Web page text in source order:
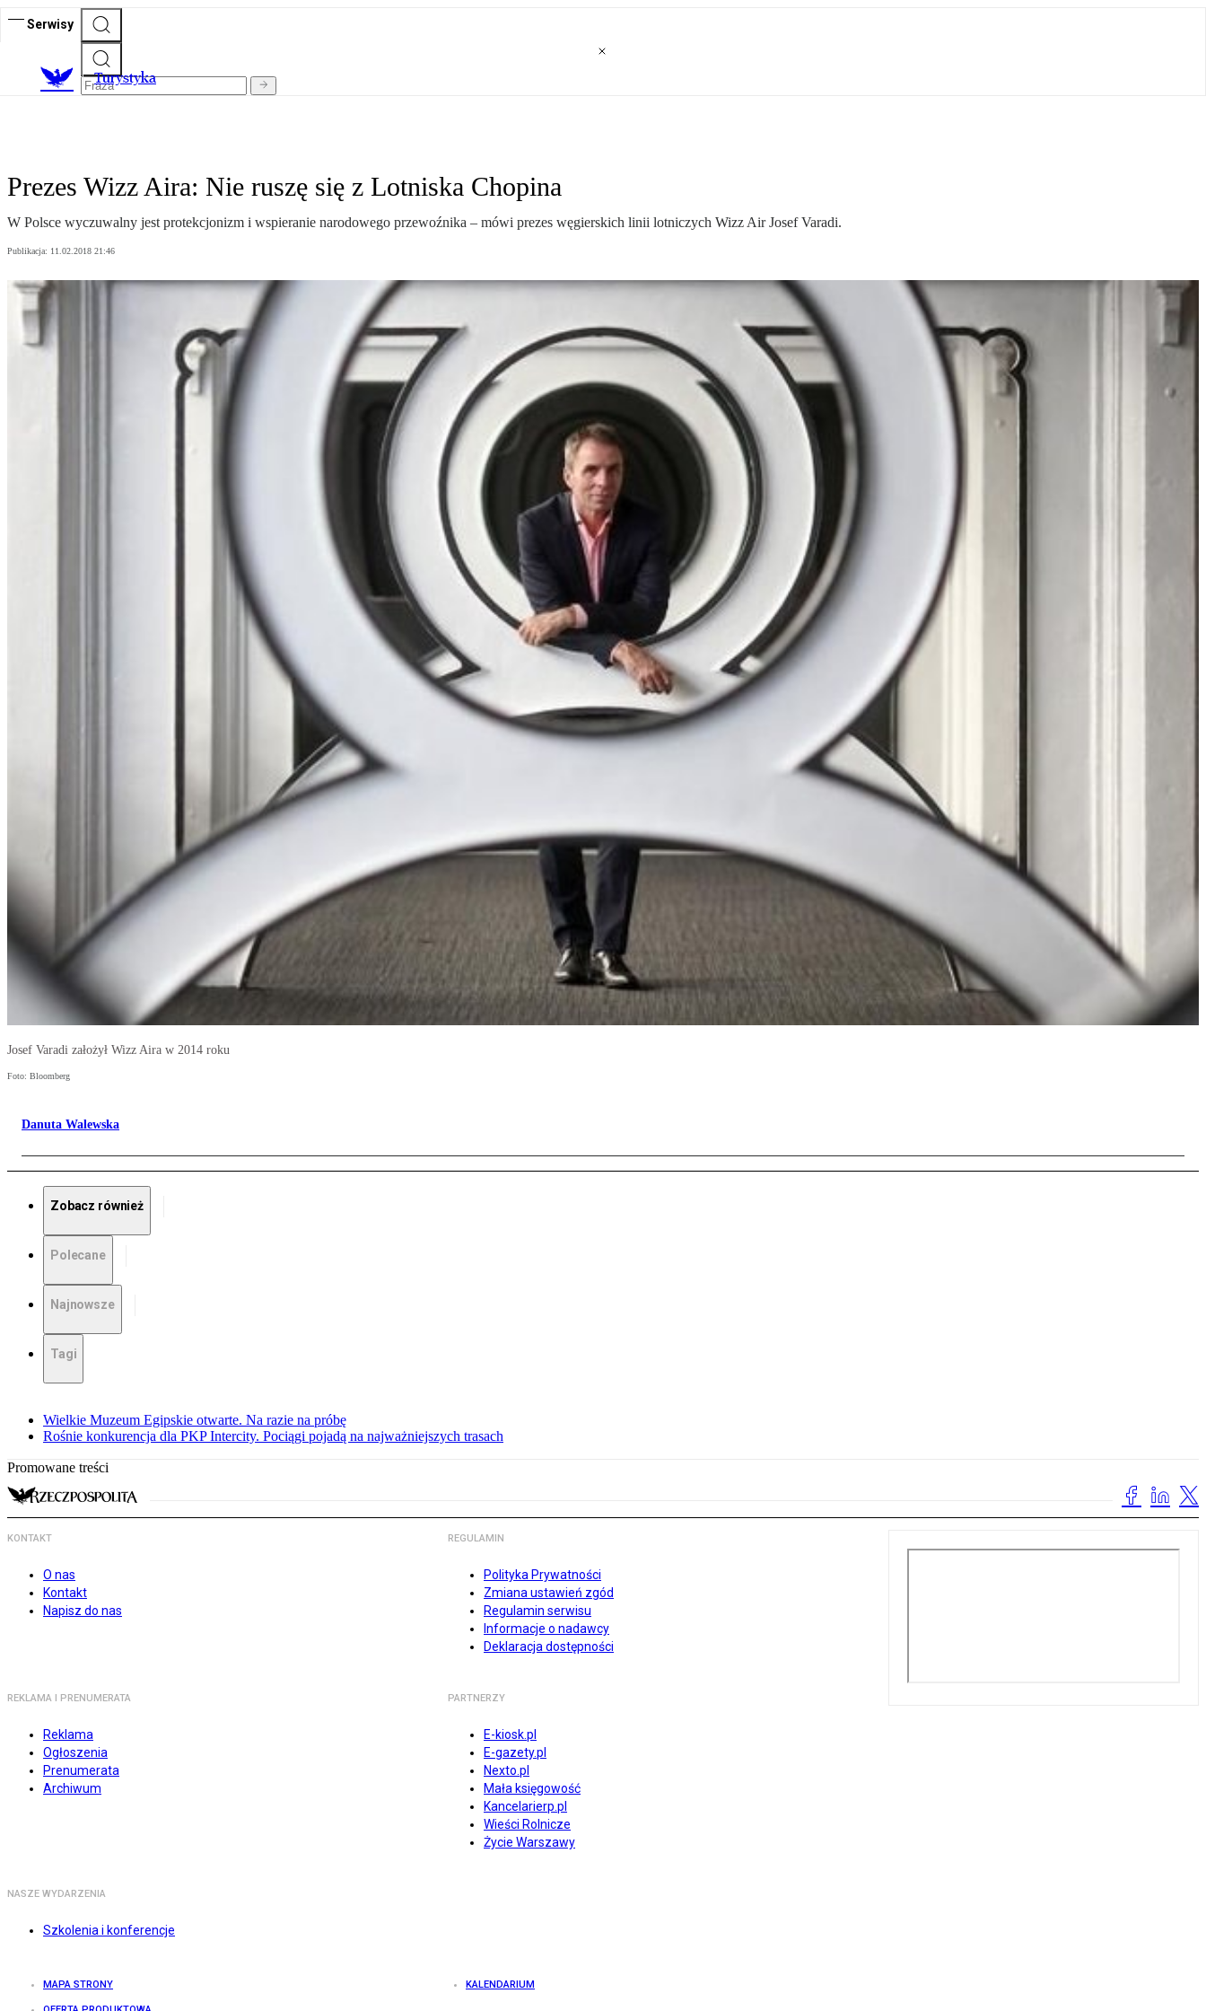
Serwisy
Turystyka
Prezes Wizz Aira: Nie ruszę się z Lotniska Chopina
W Polsce wyczuwalny jest protekcjonizm i wspieranie narodowego przewoźnika – mówi prezes węgierskich linii lotniczych Wizz Air Josef Varadi.
Publikacja: 11.02.2018 21:46
Josef Varadi założył Wizz Aira w 2014 roku
Foto: Bloomberg
Danuta Walewska
Zobacz również
Polecane
Najnowsze
Tagi
Wielkie Muzeum Egipskie otwarte. Na razie na próbę
Rośnie konkurencja dla PKP Intercity. Pociągi pojadą na najważniejszych trasach
Promowane treści
KONTAKT
O nas
Kontakt
Napisz do nas
REGULAMIN
Polityka Prywatności
Zmiana ustawień zgód
Regulamin serwisu
Informacje o nadawcy
Deklaracja dostępności
REKLAMA I PRENUMERATA
Reklama
Ogłoszenia
Prenumerata
Archiwum
PARTNERZY
E-kiosk.pl
E-gazety.pl
Nexto.pl
Mała księgowość
Kancelarierp.pl
Wieści Rolnicze
Życie Warszawy
NASZE WYDARZENIA
Szkolenia i konferencje
MAPA STRONY KALENDARIUM